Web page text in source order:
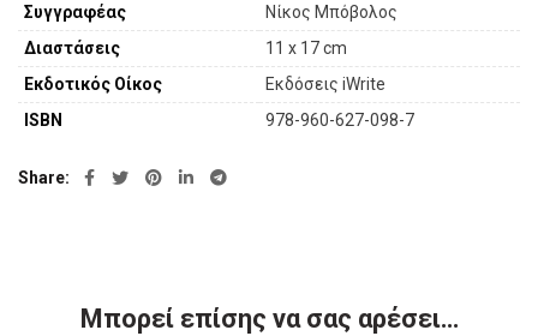
Συγγραφέας
Νίκος Μπόβολος
Διαστάσεις
11 x 17 cm
Εκδοτικός Οίκος
Εκδόσεις iWrite
ISBN
978-960-627-098-7
Share
Μπορεί επίσης να σας αρέσει…